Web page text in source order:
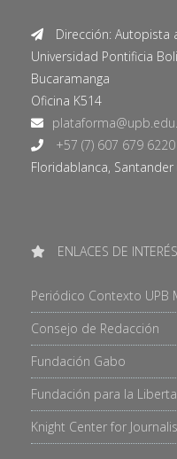
Dirección: Autopista
Universidad Pontificia
Bucaramanga
Oficina K514
+57 (7) 607 679
Floridablanca, Santander
ENLACES DE INTERÉS
Periódico Contexto UPB
Consejo de Redacción
Fundación Gabo
Fundación para la
Knight Center for